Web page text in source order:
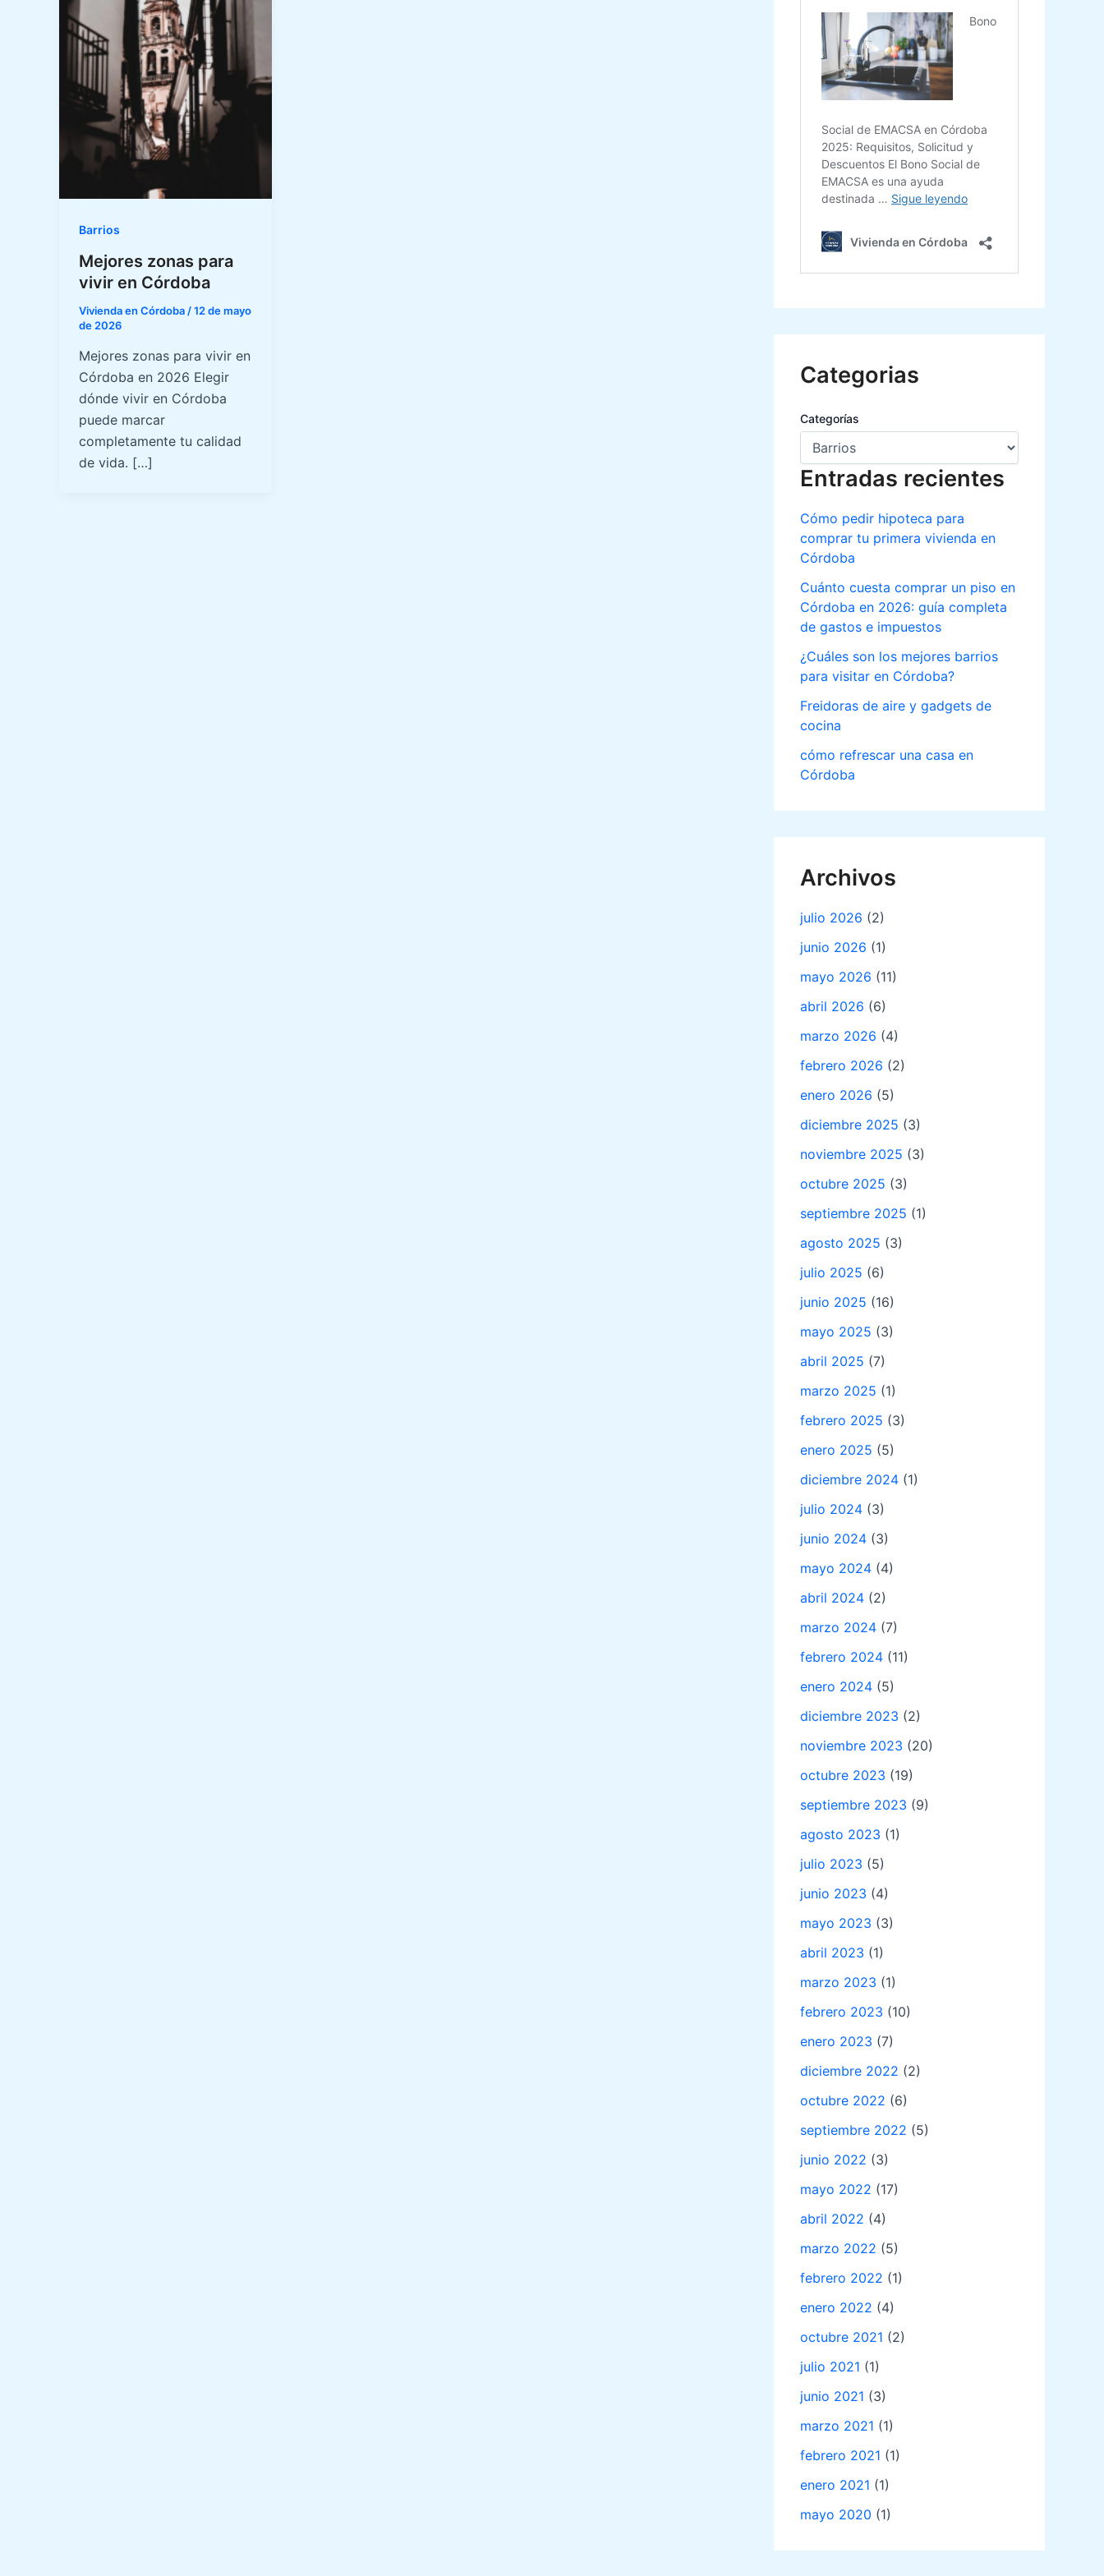
Barrios
Mejores zonas para
vivir en Córdoba
Vivienda en Córdoba /12 de mayo
de 2026
Mejores zonas para vivir en
Córdoba en 2026 Elegir
dónde vivir en Córdoba
puede marcar
completamente tu calidad
de vida. […]
Categorias
Categorías
Entradas recientes
Cómo pedir hipoteca para
comprar tu primera vivienda en
Córdoba
Cuánto cuesta comprar un piso en
Córdoba en 2026: guía completa
de gastos e impuestos
¿Cuáles son los mejores barrios
para visitar en Córdoba?
Freidoras de aire y gadgets de
cocina
cómo refrescar una casa en
Córdoba
Archivos
julio 2026 (2)
junio 2026 (1)
mayo 2026 (11)
abril 2026 (6)
marzo 2026 (4)
febrero 2026 (2)
enero 2026 (5)
diciembre 2025 (3)
noviembre 2025 (3)
octubre 2025 (3)
septiembre 2025 (1)
agosto 2025 (3)
julio 2025 (6)
junio 2025 (16)
mayo 2025 (3)
abril 2025 (7)
marzo 2025 (1)
febrero 2025 (3)
enero 2025 (5)
diciembre 2024 (1)
julio 2024 (3)
junio 2024 (3)
mayo 2024 (4)
abril 2024 (2)
marzo 2024 (7)
febrero 2024 (11)
enero 2024 (5)
diciembre 2023 (2)
noviembre 2023 (20)
octubre 2023 (19)
septiembre 2023 (9)
agosto 2023 (1)
julio 2023 (5)
junio 2023 (4)
mayo 2023 (3)
abril 2023 (1)
marzo 2023 (1)
febrero 2023 (10)
enero 2023 (7)
diciembre 2022 (2)
octubre 2022 (6)
septiembre 2022 (5)
junio 2022 (3)
mayo 2022 (17)
abril 2022 (4)
marzo 2022 (5)
febrero 2022 (1)
enero 2022 (4)
octubre 2021 (2)
julio 2021 (1)
junio 2021 (3)
marzo 2021 (1)
febrero 2021 (1)
enero 2021 (1)
mayo 2020 (1)